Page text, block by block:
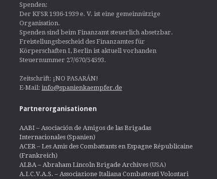
Spenden:
Der KFSR 1936-1939 e. V. ist eine gemeinnützige
Organisation.
Spenden sind beim Finanzamt steuerlich absetzbar.
Freistellungsbescheid des Finanzamtes für
Körperschaften I, Berlin ist aktuell vorhanden
Steuernummer 27/670/54593.
Zeitschrift: ¡NO PASARÁN!
E-Mail: info@spanienkaempfer.de
Partnerorganisationen
AABI – Asociación de Amigos de las Brigadas
Internacionales (Spanien)
ACER – Les Amis des Combattants en Espagne Républicaine
(Frankreich)
ALBA – Abraham Lincoln Brigade Archives (USA)
A.I.C.V.A.S. – Associazione Italiana Combattenti Volontari